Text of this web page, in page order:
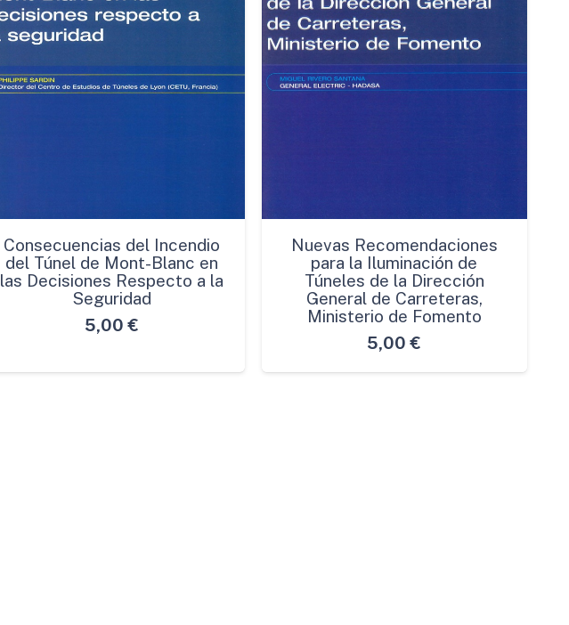
Consecuencias del Incendio
del Túnel de Mont-Blanc en
las Decisiones Respecto a la
Seguridad
5,00 €
Nuevas Recomendaciones
para la Iluminación de
Túneles de la Dirección
General de Carreteras,
Ministerio de Fomento
5,00 €